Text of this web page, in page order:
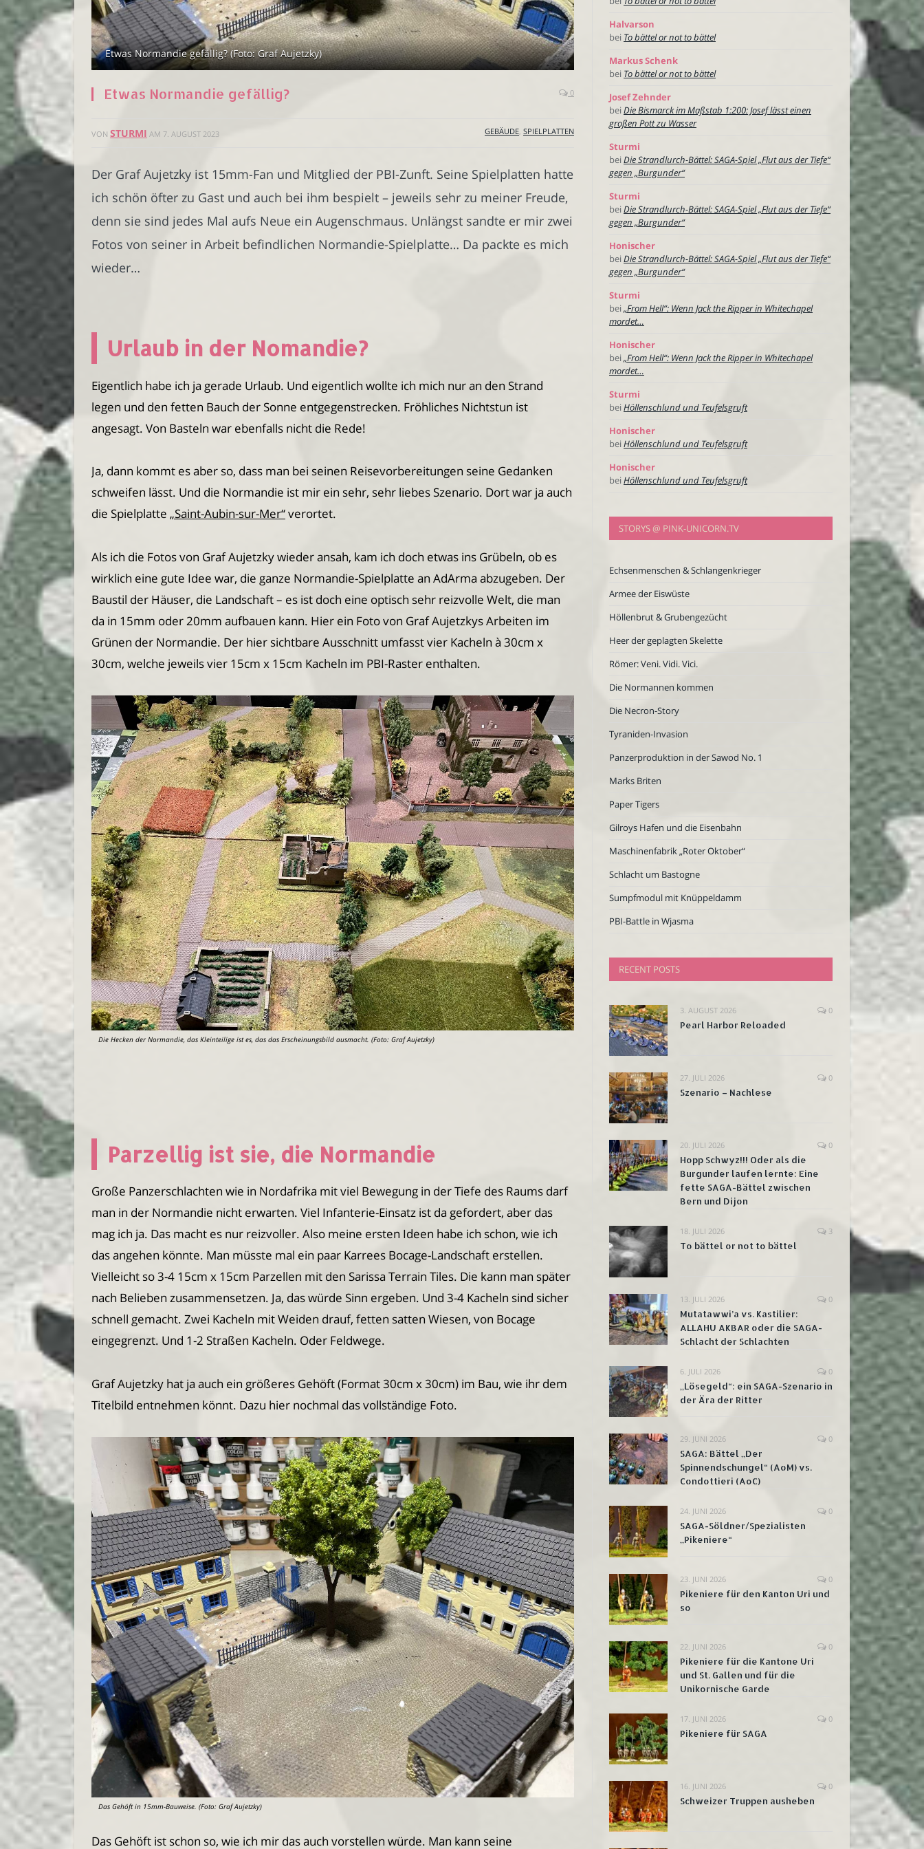
Etwas Normandie gefällig? (Foto: Graf Aujetzky)
Etwas Normandie gefällig? 0
VON STURMI AM 7. AUGUST 2023 GEBÄUDE SPIELPLATTEN
Der Graf Aujetzky ist 15mm-Fan und Mitglied der PBI-Zunft. Seine Spielplatten hatte
ich schön öfter zu Gast und auch bei ihm bespielt – jeweils sehr zu meiner Freude,
denn sie sind jedes Mal aufs Neue ein Augenschmaus. Unlängst sandte er mir zwei
Fotos von seiner in Arbeit befindlichen Normandie-Spielplatte… Da packte es mich
wieder…
Urlaub in der Nomandie?
Eigentlich habe ich ja gerade Urlaub. Und eigentlich wollte ich mich nur an den Strand
legen und den fetten Bauch der Sonne entgegenstrecken. Fröhliches Nichtstun ist
angesagt. Von Basteln war ebenfalls nicht die Rede!
Ja, dann kommt es aber so, dass man bei seinen Reisevorbereitungen seine Gedanken
schweifen lässt. Und die Normandie ist mir ein sehr, sehr liebes Szenario. Dort war ja auch
die Spielplatte „Saint-Aubin-sur-Mer“verortet.
Als ich die Fotos von Graf Aujetzky wieder ansah, kam ich doch etwas ins Grübeln, ob es
wirklich eine gute Idee war, die ganze Normandie-Spielplatte an AdArma abzugeben. Der
Baustil der Häuser, die Landschaft – es ist doch eine optisch sehr reizvolle Welt, die man
da in 15mm oder 20mm aufbauen kann. Hier ein Foto von Graf Aujetzkys Arbeiten im
Grünen der Normandie. Der hier sichtbare Ausschnitt umfasst vier Kacheln à 30cm x
30cm, welche jeweils vier 15cm x 15cm Kacheln im PBI-Raster enthalten.
Die Hecken der Normandie, das Kleinteilige ist es, das das Erscheinungsbild ausmacht. (Foto: Graf Aujetzky)
Parzellig ist sie, die Normandie
Große Panzerschlachten wie in Nordafrika mit viel Bewegung in der Tiefe des Raums darf
man in der Normandie nicht erwarten. Viel Infanterie-Einsatz ist da gefordert, aber das
mag ich ja. Das macht es nur reizvoller. Also meine ersten Ideen habe ich schon, wie ich
das angehen könnte. Man müsste mal ein paar Karrees Bocage-Landschaft erstellen.
Vielleicht so 3-4 15cm x 15cm Parzellen mit den Sarissa Terrain Tiles. Die kann man später
nach Belieben zusammensetzen. Ja, das würde Sinn ergeben. Und 3-4 Kacheln sind sicher
schnell gemacht. Zwei Kacheln mit Weiden drauf, fetten satten Wiesen, von Bocage
eingegrenzt. Und 1-2 Straßen Kacheln. Oder Feldwege.
Graf Aujetzky hat ja auch ein größeres Gehöft (Format 30cm x 30cm) im Bau, wie ihr dem
Titelbild entnehmen könnt. Dazu hier nochmal das vollständige Foto.
Das Gehöft in 15mm-Bauweise. (Foto: Graf Aujetzky)
Das Gehöft ist schon so, wie ich mir das auch vorstellen würde. Man kann seine
Halvarson
bei To bättel or not to bättel
Markus Schenk
bei To bättel or not to bättel
Josef Zehnder
beiDie Bismarck im Maßstab 1:200: Josef lässt einen
großen Pott zu Wasser
Sturmi
beiDie Strandlurch-Bättel: SAGA-Spiel „Flut aus der Tiefe“
gegen „Burgunder“
Sturmi
beiDie Strandlurch-Bättel: SAGA-Spiel „Flut aus der Tiefe“
gegen „Burgunder“
Honischer
beiDie Strandlurch-Bättel: SAGA-Spiel „Flut aus der Tiefe“
gegen „Burgunder“
Sturmi
bei„From Hell“: Wenn Jack the Ripper in Whitechapel
mordet…
Honischer
bei„From Hell“: Wenn Jack the Ripper in Whitechapel
mordet…
Sturmi
beiHöllenschlund und Teufelsgruft
Honischer
bei Höllenschlund und Teufelsgruft
Honischer
beiHöllenschlund und Teufelsgruft
STORYS @ PINK-UNICORN.TV
Echsenmenschen & Schlangenkrieger
Armee der Eiswüste
Höllenbrut & Grubengezücht
Heer der geplagten Skelette
Römer: Veni. Vidi. Vici.
Die Normannen kommen
Die Necron-Story
Tyraniden-Invasion
Panzerproduktion in der Sawod No. 1
Marks Briten
Paper Tigers
Gilroys Hafen und die Eisenbahn
Maschinenfabrik „Roter Oktober“
Schlacht um Bastogne
Sumpfmodul mit Knüppeldamm
PBI-Battle in Wjasma
RECENT POSTS
3. AUGUST 2026 0
Pearl Harbor Reloaded
27. JULI 2026 0
Szenario – Nachlese
20. JULI 2026 0
Hopp Schwyz!!! Oder als die
Burgunder laufen lernte: Eine
fette SAGA-Bättel zwischen
Bern und Dijon
18. JULI 2026 3
To bättel or not to bättel
13. JULI 2026 0
Mutatawwi’a vs. Kastilier:
ALLAHU AKBAR oder die SAGA-
Schlacht der Schlachten
6. JULI 2026 0
„Lösegeld“: ein SAGA-Szenario in
der Ära der Ritter
29. JUNI 2026 0
SAGA: Bättel „Der
Spinnendschungel“ (AoM) vs.
Condottieri (AoC)
24. JUNI 2026 0
SAGA-Söldner/Spezialisten
„Pikeniere“
23. JUNI 2026 0
Pikeniere für den Kanton Uri und
so
22. JUNI 2026 0
Pikeniere für die Kantone Uri
und St. Gallen und für die
Unikornische Garde
17. JUNI 2026 0
Pikeniere für SAGA
16. JUNI 2026 0
Schweizer Truppen ausheben